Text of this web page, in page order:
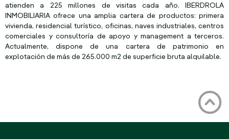
atienden a 225 millones de visitas cada año. IBERDROLA
INMOBILIARIA ofrece una amplia cartera de productos: primera
vivienda, residencial turístico, oficinas, naves industriales, centros
comerciales y consultoría de apoyo y management a terceros.
Actualmente, dispone de una cartera de patrimonio en
explotación de más de 265.000 m2 de superficie bruta alquilable.